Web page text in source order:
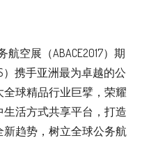
航空展（ABACE2017）期
）携手亚洲最为卓越的公
球精品行业巨擘，荣耀
活方式共享平台，打造
趋势，树立全球公务航